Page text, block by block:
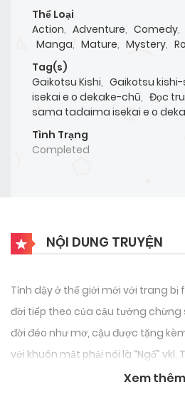
Thể Loại
Action, Adventure, Comedy,
Manga, Mature, Mystery,
Tag(s)
Gaikotsu Kishi, Gaikotsu
isekai e o dekake-chū, Đọc
sama tadaima isekai e o
Tình Trạng
Completed
NỘI DUNG TRUYỆN
Tỉnh dậy ở thế giới mới với trang bị
đời tiếp theo của cậu tưởng chừng
đời đéo như mơ, cậu được tặng
với khuôn mặt phải nói là “Ngố”
giải cho cơ thể mình, cậu thu phục
Xem thêm